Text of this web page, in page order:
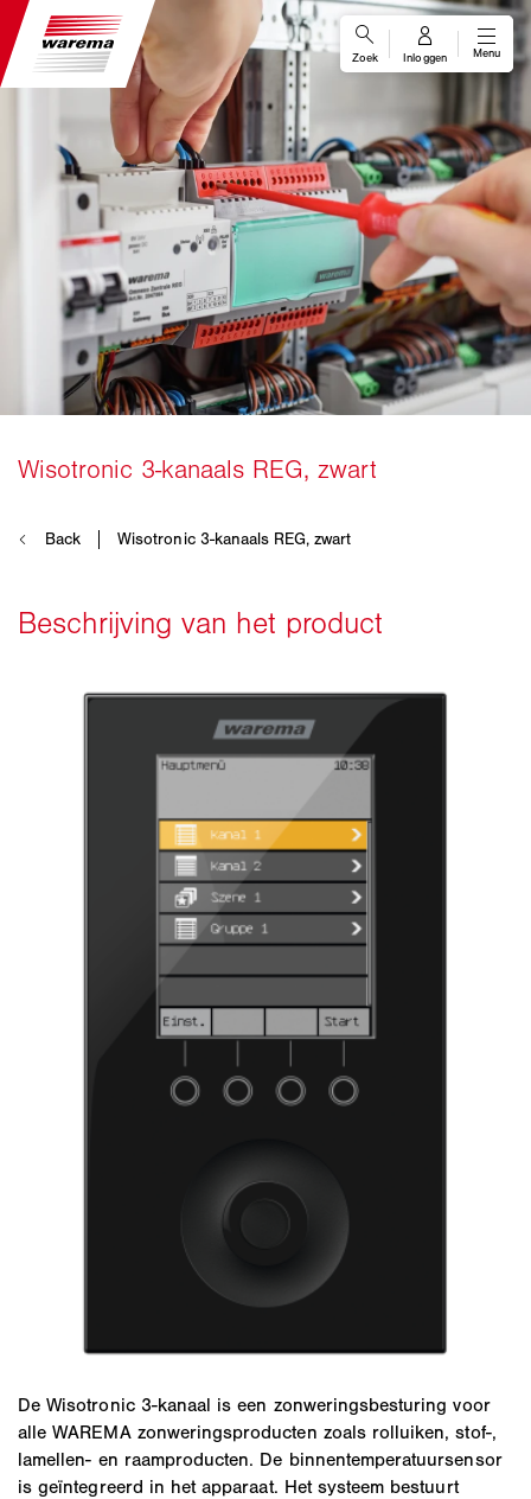
De Wisotronic 3-kanaal is een zonweringsbesturing voor
alle WAREMA zonweringsproducten zoals rolluiken, stof-,
lamellen- en raamproducten. De binnentemperatuursensor
is geïntegreerd in het apparaat. Het systeem bestuurt